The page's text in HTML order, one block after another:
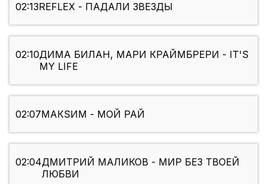
02:13REFLEX - ПАДАЛИ ЗВЕЗДЫ
02:10ДИМА БИЛАН, МАРИ КРАЙМБРЕРИ - IT'S
MY LIFE
02:07МАКSИМ - МОЙ РАЙ
02:04ДМИТРИЙ МАЛИКОВ - МИР БЕЗ ТВОЕЙ
ЛЮБВИ